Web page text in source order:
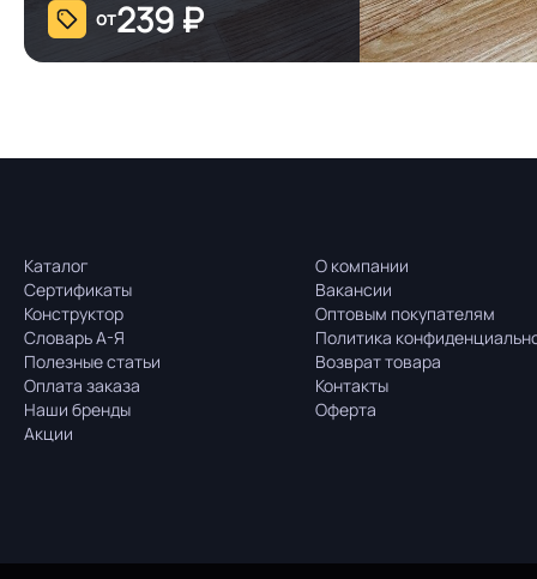
от239 ₽
Каталог
Сертификаты
Конструктор
Словарь А-Я
Полезные статьи
Оплата заказа
Наши бренды
Акции
О компании
Вакансии
Оптовым покупателям
Политика
Возврат товара
Контакты
Оферта